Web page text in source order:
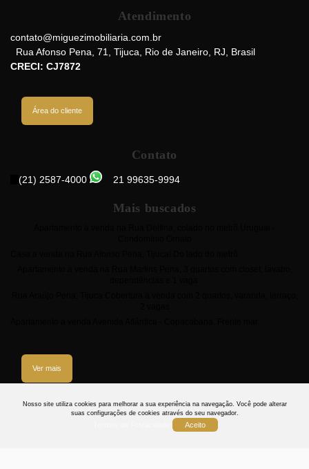
3
Nosso site utiliza cookies para melhorar a sua experiência na navegação. Você pode alterar
suas configurações de cookies através do seu navegador.
Aceito
Rua Professor Gabizo, 20271-064, Tijuca, Rio de Janeiro, Rio de Janeiro,
Atendimento
contato@miguezimobiliaria.com.br
Rua Afonso Pena 71 Tijuca Rio de Janeiro RJ
Brasil
CRECI: CJ7872
Área do cliente
Contato
(21) 2587-4000 21 99635-9994
Mais buscados
Ver mais